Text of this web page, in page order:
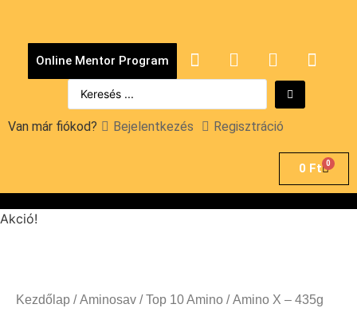
Online Mentor Program
Van már fiókod? Bejelentkezés Regisztráció
0 Ft 0
Akció!
Kezdőlap /Aminosav /Top 10 Amino / Amino X – 435g